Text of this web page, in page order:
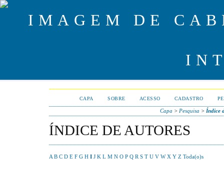
CAPA SOBRE ACESSO CADASTRO
Capa > Pesquisa > Índice
ÍNDICE DE AUTORES
A B C D E F G H I J K L M N O P Q R S T U V W X Y Z Toda(o)s